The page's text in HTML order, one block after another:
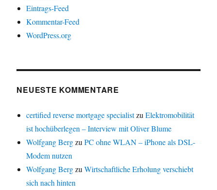
Eintrags-Feed
Kommentar-Feed
WordPress.org
NEUESTE KOMMENTARE
certified reverse mortgage specialistzuElektromobilität
ist hochüberlegen – Interview mit Oliver Blume
Wolfgang BergzuPC ohne WLAN – iPhone als DSL-
Modem nutzen
Wolfgang BergzuWirtschaftliche Erholung verschiebt
sich nach hinten